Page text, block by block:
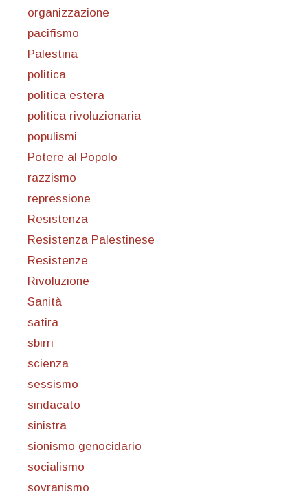
organizzazione
pacifismo
Palestina
politica
politica estera
politica rivoluzionaria
populismi
Potere al Popolo
razzismo
repressione
Resistenza
Resistenza Palestinese
Resistenze
Rivoluzione
Sanità
satira
sbirri
scienza
sessismo
sindacato
sinistra
sionismo genocidario
socialismo
sovranismo